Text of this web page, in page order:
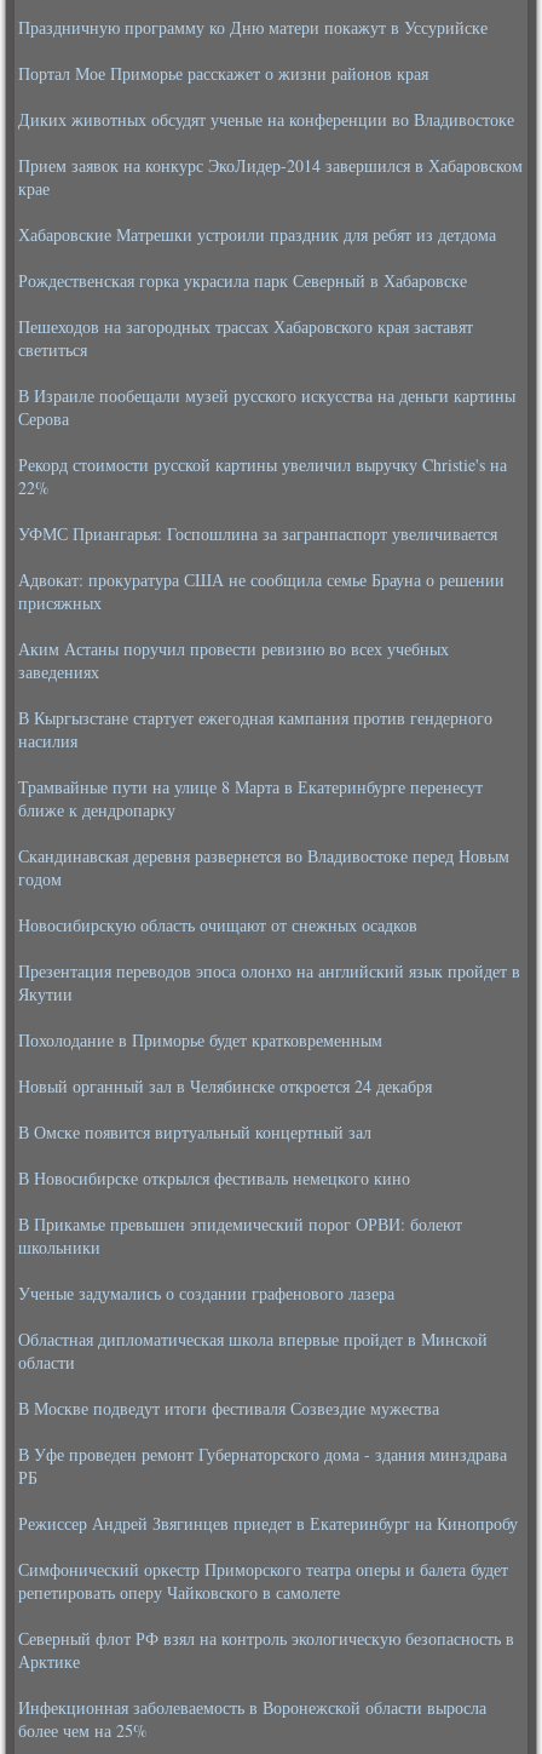
Праздничную программу ко Дню матери покажут в Уссурийске
Портал Мое Приморье расскажет о жизни районов края
Диких животных обсудят ученые на конференции во Владивостоке
Прием заявок на конкурс ЭкоЛидер-2014 завершился в Хабаровском
крае
Хабаровские Матрешки устроили праздник для ребят из детдома
Рождественская горка украсила парк Северный в Хабаровске
Пешеходов на загородных трассах Хабаровского края заставят
светиться
В Израиле пообещали музей русского искусства на деньги картины
Серова
Рекорд стоимости русской картины увеличил выручку Christie's на
22%
УФМС Приангарья: Госпошлина за загранпаспорт увеличивается
Адвокат: прокуратура США не сообщила семье Брауна о решении
присяжных
Аким Астаны поручил провести ревизию во всех учебных
заведениях
В Кыргызстане стартует ежегодная кампания против гендерного
насилия
Трамвайные пути на улице 8 Марта в Екатеринбурге перенесут
ближе к дендропарку
Скандинавская деревня развернется во Владивостоке перед Новым
годом
Новосибирскую область очищают от снежных осадков
Презентация переводов эпоса олонхо на английский язык пройдет в
Якутии
Похолодание в Приморье будет кратковременным
Новый органный зал в Челябинске откроется 24 декабря
В Омске появится виртуальный концертный зал
В Новосибирске открылся фестиваль немецкого кино
В Прикамье превышен эпидемический порог ОРВИ: болеют
школьники
Ученые задумались о создании графенового лазера
Областная дипломатическая школа впервые пройдет в Минской
области
В Москве подведут итоги фестиваля Созвездие мужества
В Уфе проведен ремонт Губернаторского дома - здания минздрава
РБ
Режиссер Андрей Звягинцев приедет в Екатеринбург на Кинопробу
Симфонический оркестр Приморского театра оперы и балета будет
репетировать оперу Чайковского в самолете
Северный флот РФ взял на контроль экологическую безопасность в
Арктике
Инфекционная заболеваемость в Воронежской области выросла
более чем на 25%